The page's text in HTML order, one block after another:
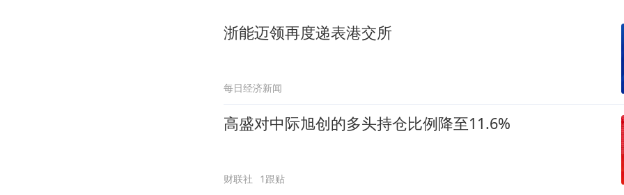
浙能迈领再度递表港交所
每日经济新闻
高盛对中际旭创的多头持仓比例降至11.6%
财联社 1跟贴